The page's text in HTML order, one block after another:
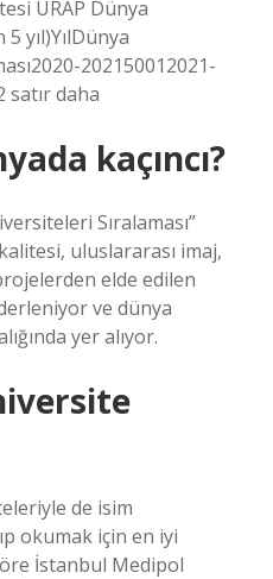
URAP Dünya
yıl)YılDünya
202150012021-
satır daha
kaçıncı?
Sıralaması”
uluslararası imaj,
elde edilen
ve dünya
yer alıyor.
de isim
okumak için en iyi
İstanbul Medipol